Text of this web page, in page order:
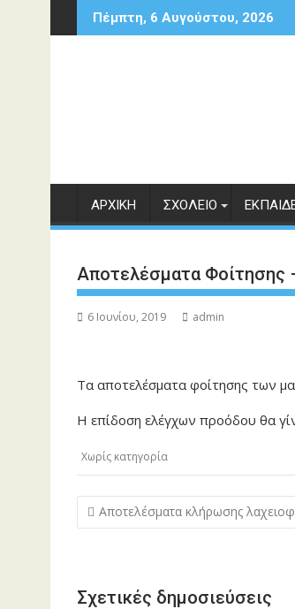
Περάστε
στο
Πέμπτη, 6 Αυγούστου, 2026
ΑΡΧΙΚΉ ΣΧΟΛΕΊΟ
Αποτελέσματα Φοίτησης
6 Ιουνίου, 2019 admin
Τα αποτελέσματα φοίτησης των
Η επίδοση ελέγχων προόδου θα
Χωρίς κατηγορία
Πλοήγηση
άρθρων
Αποτελέσματα κλήρωσης
Σχετικές δημοσιεύσεις